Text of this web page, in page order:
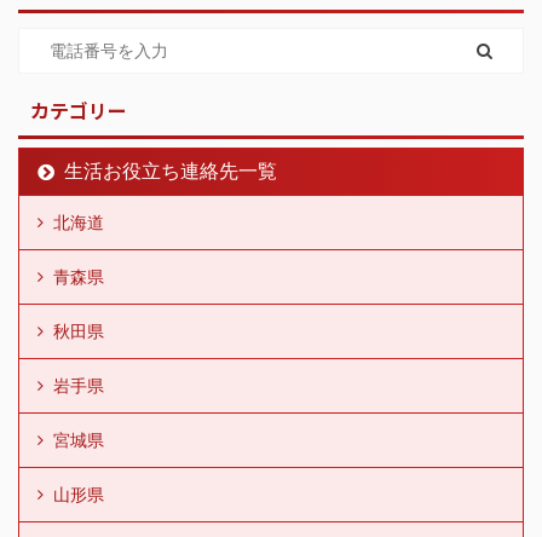
カテゴリー
生活お役立ち連絡先一覧
北海道
青森県
秋田県
岩手県
宮城県
山形県